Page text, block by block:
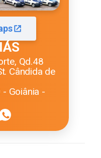
Qd.48
Cândida de
Goiânia -